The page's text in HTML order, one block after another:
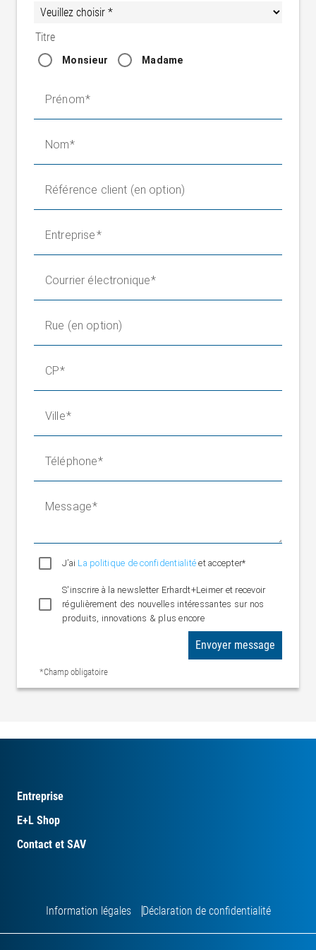
Titre
Monsieur Madame
Prénom
Nom
Référence client (en option)
Entreprise
Courrier électronique
Rue (en option)
CP
Ville
Téléphone
Message
J’ai La politique de confidentialitéet accepter*
S'inscrire à la newsletter Erhardt+Leimer et recevoir
régulièrement des nouvelles intéressantes sur nos
produits, innovations & plus encore
*Champ obligatoire
Envoyer message
Entreprise
E+L Shop
Contact et SAV
Information légales Déclaration de confidentialité